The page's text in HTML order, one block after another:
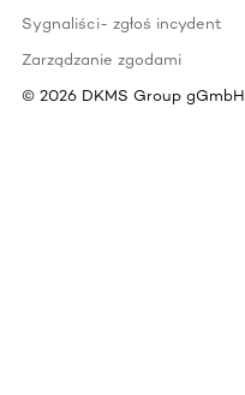
Sygnaliści- zgłoś incydent
Zarządzanie zgodami
© 2026 DKMS Group gGmbH